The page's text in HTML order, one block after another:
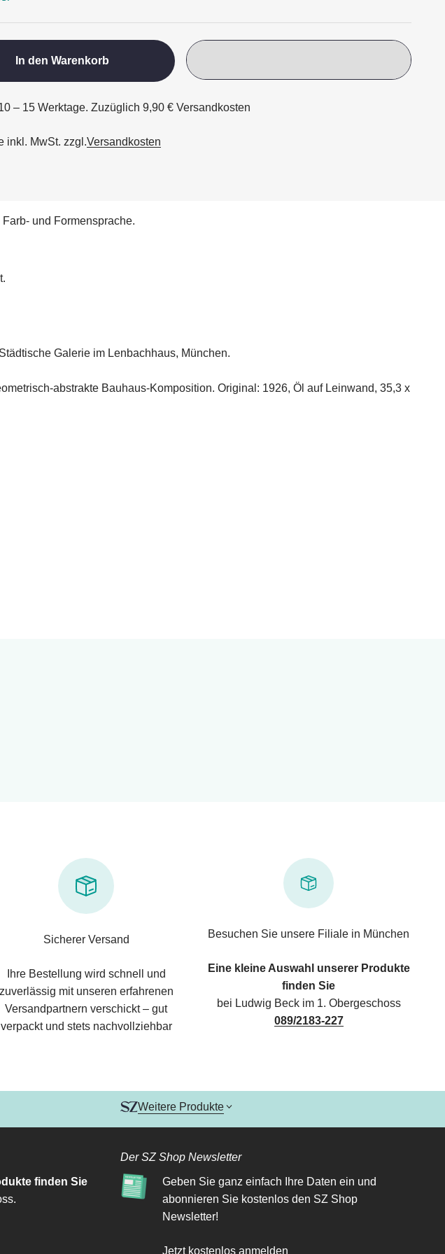
In den Warenkorb
– 15 Werktage. Zuzüglich 9,90 € Versandkosten
inkl. MwSt. zzgl.Versandkosten
und Formensprache.
Galerie im Lenbachhaus, München.
abstrakte Bauhaus-Komposition. Original: 1926, Öl auf Leinwand, 35,3 x
Sicherer Versand
Ihre Bestellung wird schnell und
zuverlässig mit unseren erfahrenen
Versandpartnern verschickt – gut
verpackt und stets nachvollziehbar
Besuchen Sie unsere Filiale in München
Eine kleine Auswahl unserer Produkte
finden Sie
bei Ludwig Beck im 1. Obergeschoss
089/2183-227
Weitere Produkte
finden Sie
Der SZ Shop Newsletter
Geben Sie ganz einfach Ihre Daten ein und
abonnieren Sie kostenlos den SZ Shop
Newsletter!
Jetzt kostenlos anmelden